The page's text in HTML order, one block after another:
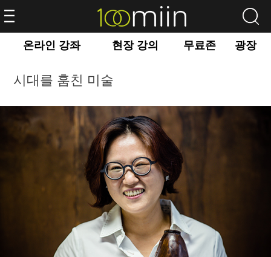
온라인 강좌 현장 강의 무료존 광장
시대를 훔친 미술